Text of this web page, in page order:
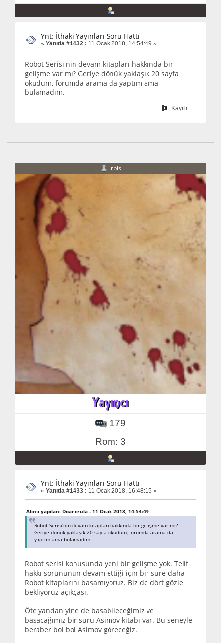
Ynt: İthaki Yayınları Soru Hattı
« Yanıtla #1432 : 11 Ocak 2018, 14:54:49 »
Robot Serisi'nin devam kitapları hakkında bir
gelişme var mı? Geriye dönük yaklaşık 20 sayfa
okudum, forumda arama da yaptım ama
bulamadım.
Kayıtlı
irbis
179
Rom: 3
Ynt: İthaki Yayınları Soru Hattı
« Yanıtla #1433 : 11 Ocak 2018, 16:48:15 »
Alıntı yapılan: Doancrula - 11 Ocak 2018, 14:54:49
Robot Serisi'nin devam kitapları hakkında bir gelişme var mı?
Geriye dönük yaklaşık 20 sayfa okudum, forumda arama da
yaptım ama bulamadım.
Robot serisi konusunda yeni bir gelişme yok. Telif
hakkı sorununun devam ettiği için bir süre daha
Robot kitaplarını basamıyoruz. Biz de dört gözle
bekliyoruz açıkçası.
Öte yandan yine de basabileceğimiz ve
basacağımız bir sürü Asimov kitabı var. Bu seneyle
beraber bol bol Asimov göreceğiz.